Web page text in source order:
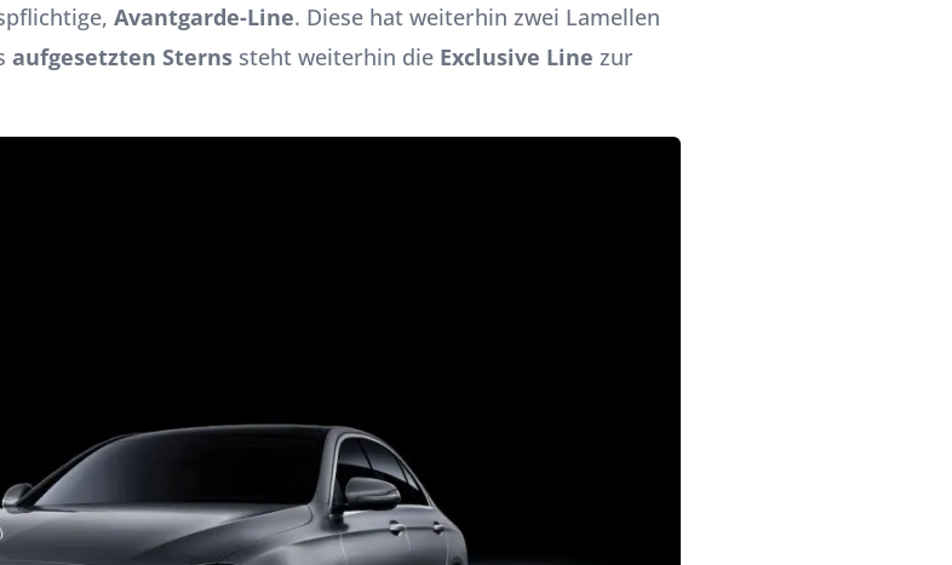
Avantgarde-Line. Diese hat weiterhin zwei Lamellen
aufgesetzten Sterns steht weiterhin die Exclusive Line zur